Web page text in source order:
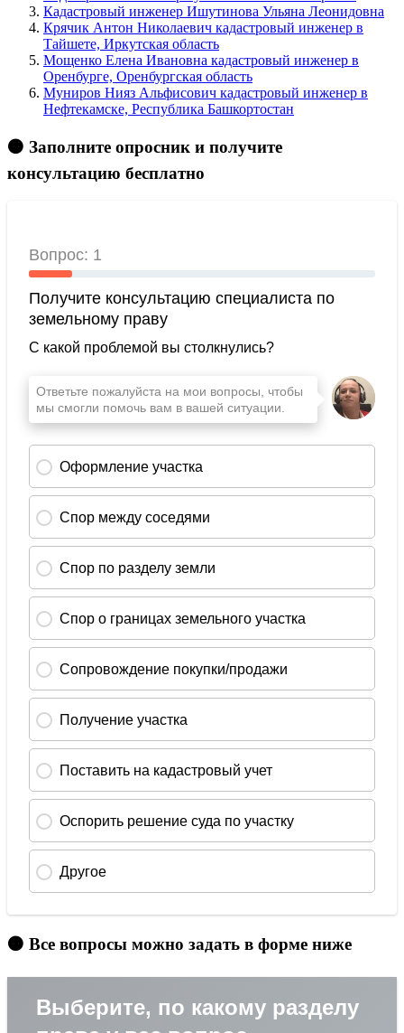
Кадастровый инженер Ишутинова Ульяна Леонидовна
Крячик Антон Николаевич кадастровый инженер в
Тайшете, Иркутская область
Мощенко Елена Ивановна кадастровый инженер в
Оренбурге, Оренбургская область
Муниров Нияз Альфисович кадастровый инженер в
Нефтекамске, Республика Башкортостан
🟠 Заполните опросник и получите
консультацию бесплатно
🟠 Все вопросы можно задать в форме ниже